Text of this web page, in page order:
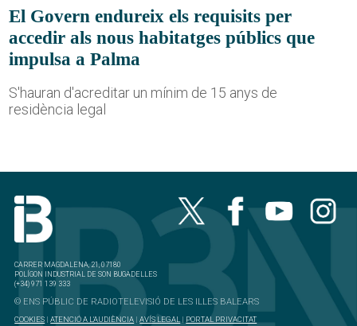
El Govern endureix els requisits per
accedir als nous habitatges públics que
impulsa a Palma
S'hauran d'acreditar un mínim de 15 anys de
residència legal
CARRER MAGDALENA, 21, 07180
POLÍGON INDUSTRIAL DE SON BUGADELLES
(+34) 971 139 333
© ENS PÚBLIC DE RADIOTELEVISIÓ DE LES ILLES BALEARS
COOKIES |ATENCIÓ A L'AUDIÈNCIA |AVÍS LEGAL | PORTAL PRIVACITAT